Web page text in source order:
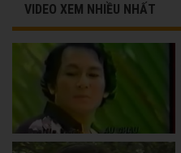
VIDEO XEM NHIỀU NHẤT